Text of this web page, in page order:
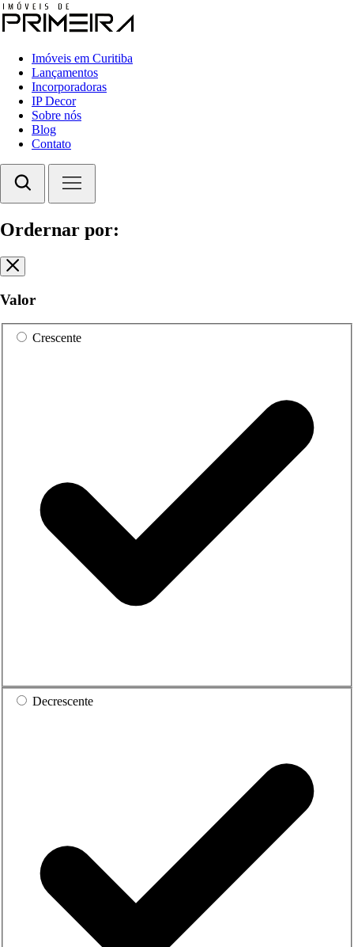
Imóveis em Curitiba
Lançamentos
Incorporadoras
IP Decor
Sobre nós
Blog
Contato
Ordernar por:
Valor
Crescente
Decrescente